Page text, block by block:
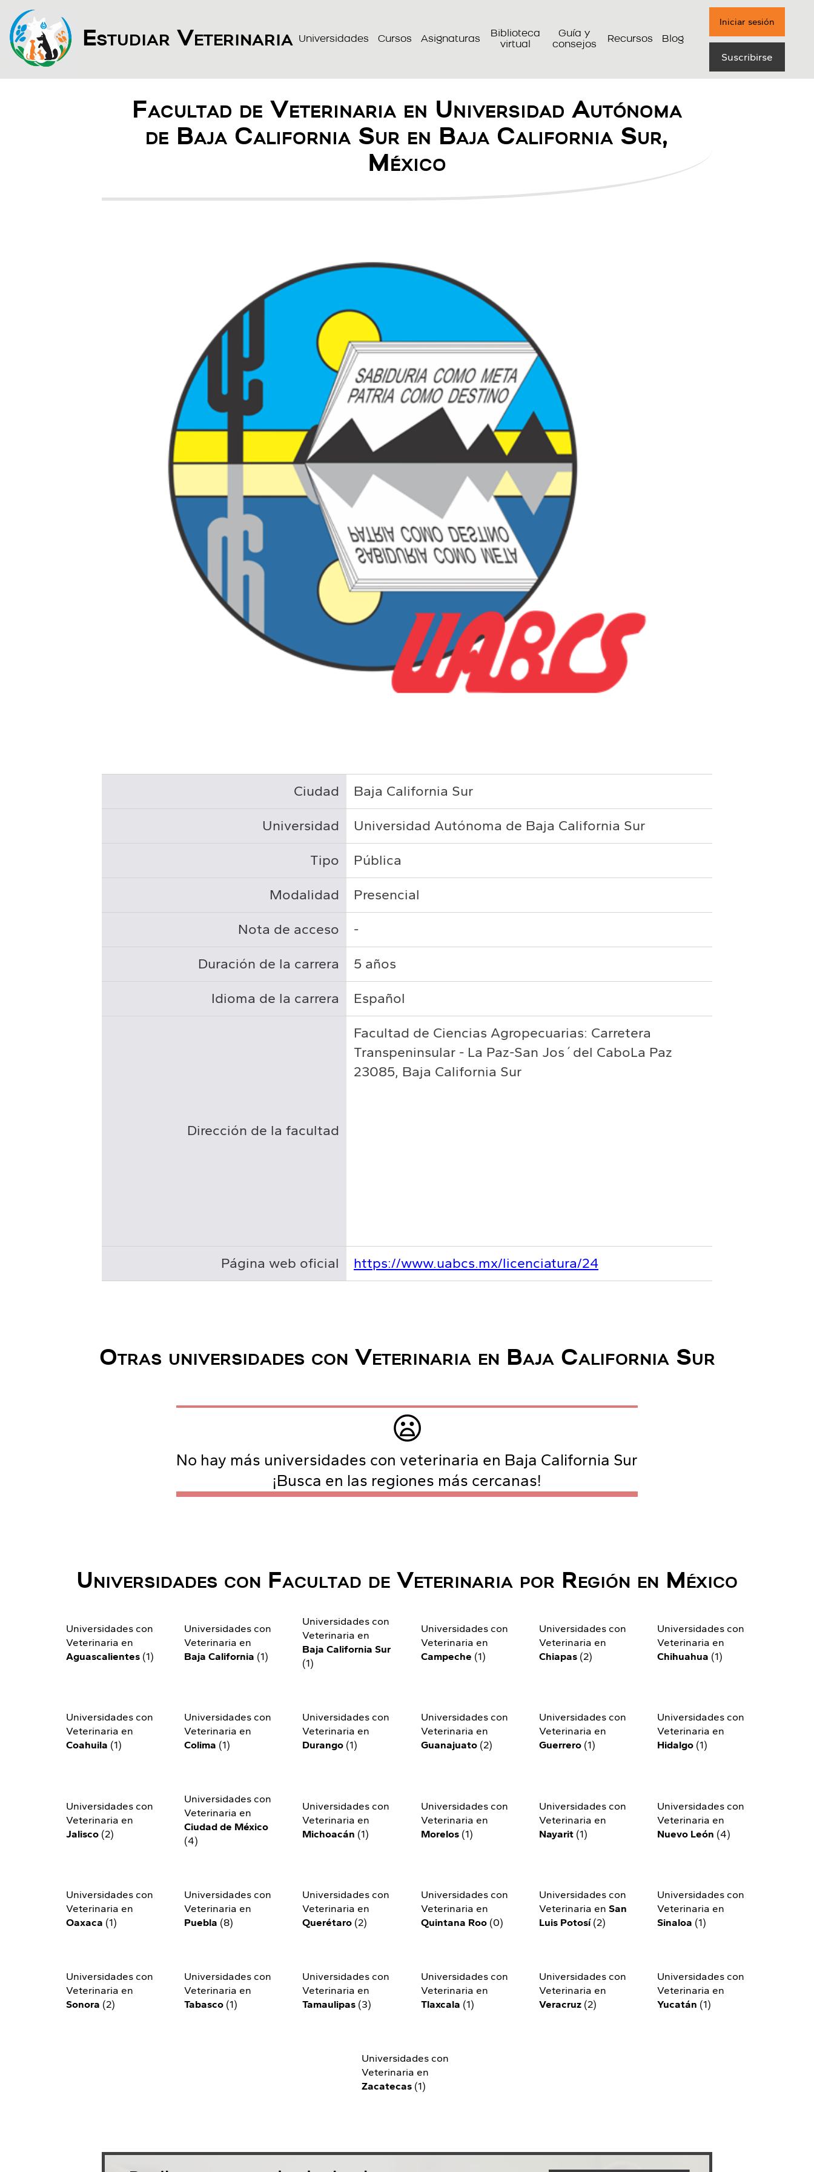
Estudiar Veterinaria Universidades Cursos Asignaturas
Biblioteca
virtual
Guía y
consejos
Recursos Blog
Iniciar sesión
Suscribirse
Facultad de Veterinaria en Universidad Autónoma
de Baja California Sur en Baja California Sur,
México
Ciudad Baja California Sur
Universidad Universidad Autónoma de Baja California Sur
Tipo Pública
Modalidad Presencial
Nota de acceso -
Duración de la carrera 5 años
Idioma de la carrera Español
Dirección de la facultad
Facultad de Ciencias Agropecuarias: Carretera
Transpeninsular - La Paz-San Jos´del CaboLa Paz
23085, Baja California Sur
Página web oficial https://www.uabcs.mx/licenciatura/24
Otras universidades con Veterinaria en Baja California Sur
😦
No hay más universidades con veterinaria en Baja California Sur
¡Busca en las regiones más cercanas!
Universidades con Facultad de Veterinaria por Región en México
Universidades con
Veterinaria en
Aguascalientes (1)
Universidades con
Veterinaria en
Baja California (1)
Universidades con
Veterinaria en
Baja California Sur
(1)
Universidades con
Veterinaria en
Campeche (1)
Universidades con
Veterinaria en
Chiapas(2)
Universidades con
Veterinaria en
Chihuahua (1)
Universidades con
Veterinaria en
Coahuila (1)
Universidades con
Veterinaria en
Colima (1)
Universidades con
Veterinaria en
Durango (1)
Universidades con
Veterinaria en
Guanajuato(2)
Universidades con
Veterinaria en
Guerrero(1)
Universidades con
Veterinaria en
Hidalgo(1)
Universidades con
Veterinaria en
Jalisco (2)
Universidades con
Veterinaria en
Ciudad de México
(4)
Universidades con
Veterinaria en
Michoacán (1)
Universidades con
Veterinaria en
Morelos(1)
Universidades con
Veterinaria en
Nayarit(1)
Universidades con
Veterinaria en
Nuevo León (4)
Universidades con
Veterinaria en
Oaxaca (1)
Universidades con
Veterinaria en
Puebla (8)
Universidades con
Veterinaria en
Querétaro (2)
Universidades con
Veterinaria en
Quintana Roo(0)
Universidades con
Veterinaria en San
Luis Potosí(2)
Universidades con
Veterinaria en
Sinaloa (1)
Universidades con
Veterinaria en
Sonora (2)
Universidades con
Veterinaria en
Tabasco (1)
Universidades con
Veterinaria en
Tamaulipas (3)
Universidades con
Veterinaria en
Tlaxcala (1)
Universidades con
Veterinaria en
Veracruz(2)
Universidades con
Veterinaria en
Yucatán (1)
Universidades con
Veterinaria en
Zacatecas (1)